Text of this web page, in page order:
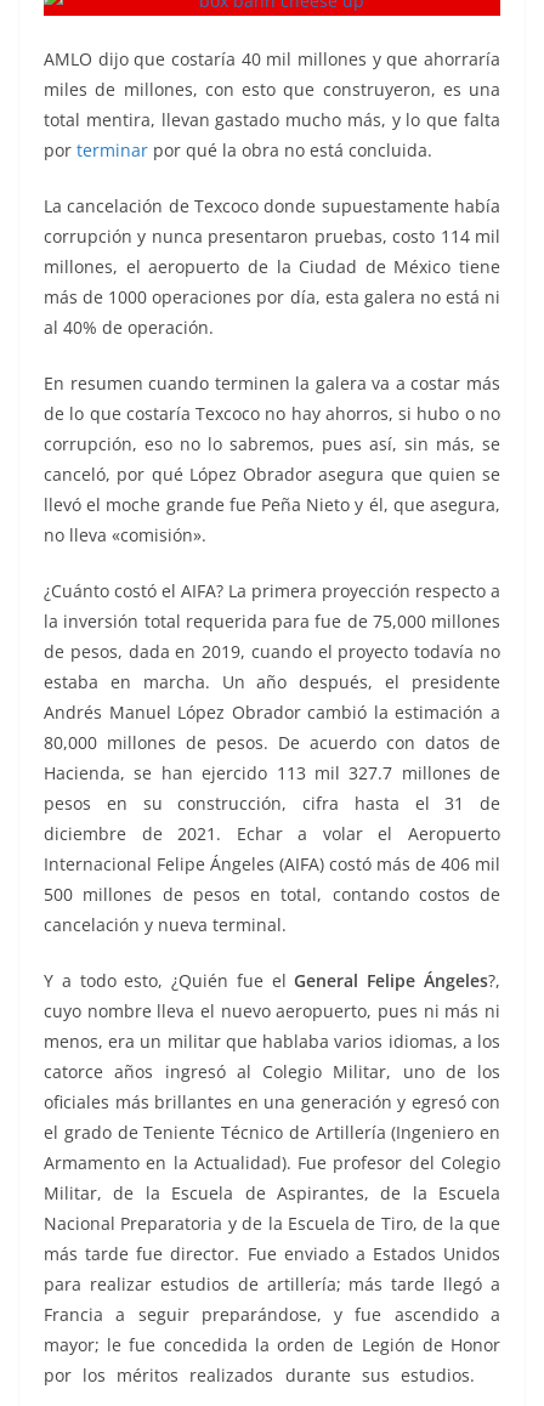
AMLO dijo que costaría 40 mil millones y que ahorraría
miles de millones, con esto que construyeron, es una
total mentira, llevan gastado mucho más, y lo que falta
por terminar por qué la obra no está concluida.
La cancelación de Texcoco donde supuestamente había
corrupción y nunca presentaron pruebas, costo 114 mil
millones, el aeropuerto de la Ciudad de México tiene
más de 1000 operaciones por día, esta galera no está ni
al 40% de operación.
En resumen cuando terminen la galera va a costar más
de lo que costaría Texcoco no hay ahorros, si hubo o no
corrupción, eso no lo sabremos, pues así, sin más, se
canceló, por qué López Obrador asegura que quien se
llevó el moche grande fue Peña Nieto y él, que asegura,
no lleva «comisión».
¿Cuánto costó el AIFA? La primera proyección respecto a
la inversión total requerida para fue de 75,000 millones
de pesos, dada en 2019, cuando el proyecto todavía no
estaba en marcha. Un año después, el presidente
Andrés Manuel López Obrador cambió la estimación a
80,000 millones de pesos. De acuerdo con datos de
Hacienda, se han ejercido 113 mil 327.7 millones de
pesos en su construcción, cifra hasta el 31 de
diciembre de 2021. Echar a volar el Aeropuerto
Internacional Felipe Ángeles (AIFA) costó más de 406 mil
500 millones de pesos en total, contando costos de
cancelación y nueva terminal.
Y a todo esto, ¿Quién fue elGeneral Felipe Ángeles?,
cuyo nombre lleva el nuevo aeropuerto, pues ni más ni
menos, era un militar que hablaba varios idiomas, a los
catorce años ingresó al Colegio Militar, uno de los
oficiales más brillantes en una generación y egresó con
el grado de Teniente Técnico de Artillería (Ingeniero en
Armamento en la Actualidad). Fue profesor del Colegio
Militar, de la Escuela de Aspirantes, de la Escuela
Nacional Preparatoria y de la Escuela de Tiro, de la que
más tarde fue director. Fue enviado a Estados Unidos
para realizar estudios de artillería; más tarde llegó a
Francia a seguir preparándose, y fue ascendido a
mayor; le fue concedida la orden de Legión de Honor
por los méritos realizados durante sus estudios.